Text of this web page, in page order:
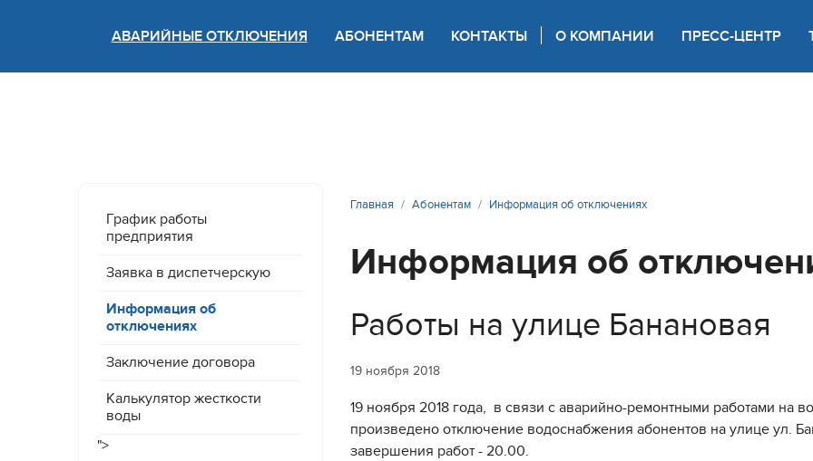
Версия для слабовидящих
АВАРИЙНЫЕ ОТКЛЮЧЕНИЯ АБОНЕНТАМ КОНТАКТЫ О КОМПАНИИ ПРЕСС-ЦЕНТР
График работы
предприятия
Заявка в диспетчерскую
Информация об
отключениях
Заключение договора
Калькулятор жесткости
воды
">
Главная Абонентам Информация об отключениях
Информация об
Работы на улице Банановая
19 ноября 2018
19 ноября 2018 года, в связи с аварийно-ремонтными работами на
произведено отключение водоснабжения абонентов на улице ул.
завершения работ - 20.00.